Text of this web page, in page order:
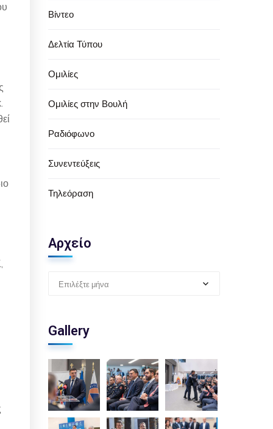
Βίντεο
Δελτία Τύπου
Ομιλίες
Ομιλίες στην Βουλή
Ραδιόφωνο
Συνεντεύξεις
Τηλεόραση
Αρχείο
Επιλέξτε μήνα
Gallery